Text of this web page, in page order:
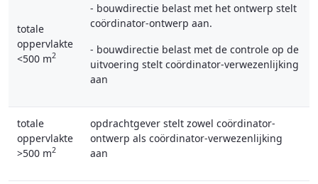
totale
oppervlakte
<500 m2
- bouwdirectie belast met het ontwerp stelt
coördinator-ontwerp aan.
- bouwdirectie belast met de controle op de
uitvoering stelt coördinator-verwezenlijking
aan
totale
oppervlakte
>500 m2
opdrachtgever stelt zowel coördinator-
ontwerp als coördinator-verwezenlijking
aan